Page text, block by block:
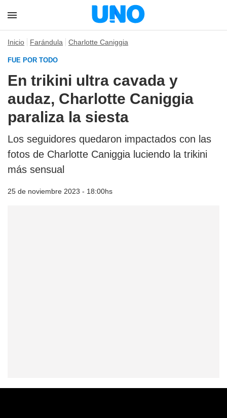
Inicio Farándula Charlotte Caniggia
FUE POR TODO
En trikini ultra cavada y
audaz, Charlotte Caniggia
paraliza la siesta
Los seguidores quedaron impactados con las
fotos de Charlotte Caniggia luciendo la trikini
más sensual
25 de noviembre 2023 - 18:00hs